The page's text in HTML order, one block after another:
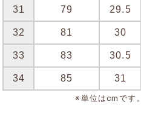
31 79 29.5
32 81 30
33 83 30.5
34 85 31
※単位はcmです。